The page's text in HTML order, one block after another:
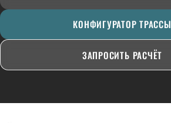
КОНФИГУРАТОР ТРАССЫ
ЗАПРОСИТЬ РАСЧЁТ